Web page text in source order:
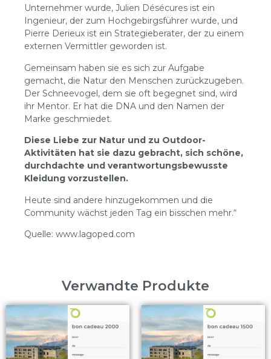
Unternehmer wurde, Julien Désécures ist ein
Ingenieur, der zum Hochgebirgsführer wurde, und
Pierre Derieux ist ein Strategieberater, der zu einem
externen Vermittler geworden ist.
Gemeinsam haben sie es sich zur Aufgabe
gemacht, die Natur den Menschen zurückzugeben.
Der Schneevogel, dem sie oft begegnet sind, wird
ihr Mentor. Er hat die DNA und den Namen der
Marke geschmiedet.
Diese Liebe zur Natur und zu Outdoor-
Aktivitäten hat sie dazu gebracht, sich schöne,
durchdachte und verantwortungsbewusste
Kleidung vorzustellen.
Heute sind andere hinzugekommen und die
Community wächst jeden Tag ein bisschen mehr.“
Quelle: www.lagoped.com
Verwandte Produkte